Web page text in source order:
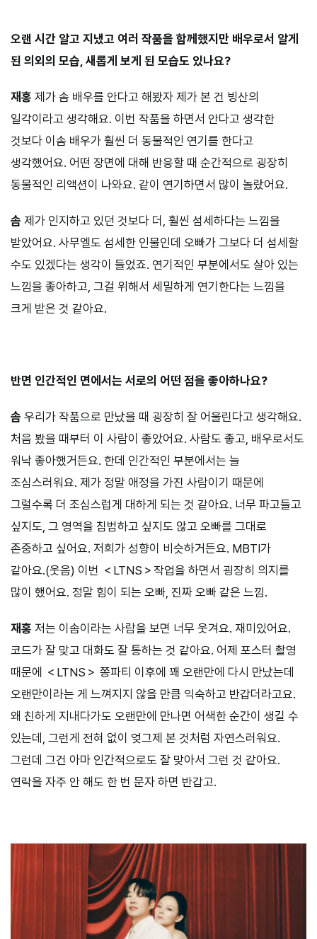
오랜 시간 알고 지냈고 여러 작품을 함께했지만 배우로서 알게
된 의외의 모습, 새롭게 보게 된 모습도 있나요?
재홍 제가 솜 배우를 안다고 해봤자 제가 본 건 빙산의
일각이라고 생각해요. 이번 작품을 하면서 안다고 생각한
것보다 이솜 배우가 훨씬 더 동물적인 연기를 한다고
생각했어요. 어떤 장면에 대해 반응할 때 순간적으로 굉장히
동물적인 리액션이 나와요. 같이 연기하면서 많이 놀랐어요.
솜 제가 인지하고 있던 것보다 더, 훨씬 섬세하다는 느낌을
받았어요. 사무엘도 섬세한 인물인데 오빠가 그보다 더 섬세할
수도 있겠다는 생각이 들었죠. 연기적인 부분에서도 살아 있는
느낌을 좋아하고, 그걸 위해서 세밀하게 연기한다는 느낌을
크게 받은 것 같아요.
반면 인간적인 면에서는 서로의 어떤 점을 좋아하나요?
솜 우리가 작품으로 만났을 때 굉장히 잘 어울린다고 생각해요.
처음 봤을 때부터 이 사람이 좋았어요. 사람도 좋고, 배우로서도
워낙 좋아했거든요. 한데 인간적인 부분에서는 늘
조심스러워요. 제가 정말 애정을 가진 사람이기 때문에
그럴수록 더 조심스럽게 대하게 되는 것 같아요. 너무 파고들고
싶지도, 그 영역을 침범하고 싶지도 않고 오빠를 그대로
존중하고 싶어요. 저희가 성향이 비슷하거든요. MBTI가
같아요.(웃음) 이번 ＜LTNS＞작업을 하면서 굉장히 의지를
많이 했어요. 정말 힘이 되는 오빠, 진짜 오빠 같은 느낌.
재홍 저는 이솜이라는 사람을 보면 너무 웃겨요. 재미있어요.
코드가 잘 맞고 대화도 잘 통하는 것 같아요. 어제 포스터 촬영
때문에 ＜LTNS＞ 쫑파티 이후에 꽤 오랜만에 다시 만났는데
오랜만이라는 게 느껴지지 않을 만큼 익숙하고 반갑더라고요.
왜 친하게 지내다가도 오랜만에 만나면 어색한 순간이 생길 수
있는데, 그런게 전혀 없이 엊그제 본 것처럼 자연스러워요.
그런데 그건 아마 인간적으로도 잘 맞아서 그런 것 같아요.
연락을 자주 안 해도 한 번 문자 하면 반갑고.